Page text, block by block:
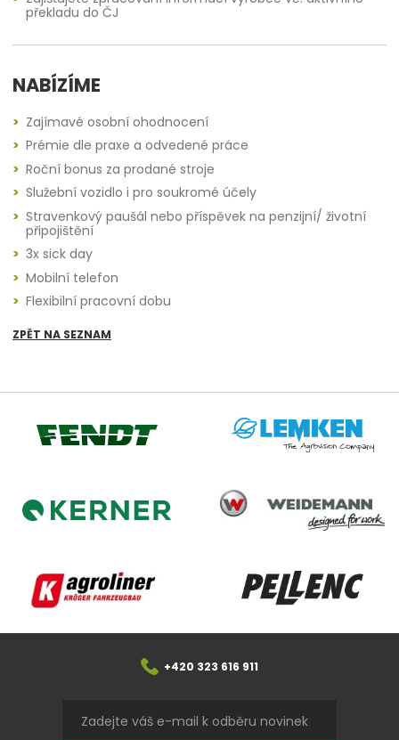
překladu do ČJ
NABÍZÍME
Zajímavé osobní ohodnocení
Prémie dle praxe a odvedené práce
Roční bonus za prodané stroje
Služební vozidlo i pro soukromé účely
Stravenkový paušál nebo příspěvek na penzijní/ životní
připojištění
3x sick day
Mobilní telefon
Flexibilní pracovní dobu
ZPĚT NA SEZNAM
Fendt Lemken
Kerner
Weidemann
Agroliner Pellenc
+420 323 616 911